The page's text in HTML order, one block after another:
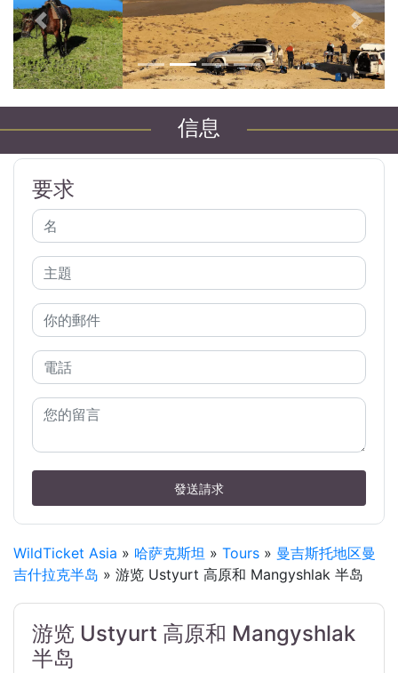
以前的 下一個
信息
要求
發送請求
WildTicket Asia » 哈萨克斯坦 » Tours » 曼吉斯托地区曼
吉什拉克半岛 » 游览 Ustyurt 高原和 Mangyshlak 半岛
游览 Ustyurt 高原和 Mangyshlak
半岛